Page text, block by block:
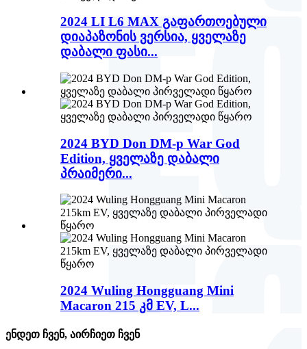
2024 LI L6 MAX გაფართოებული
დიაპაზონის ვერსია, ყველაზე
დაბალი ფასი...
2024 BYD Don DM-p War God
Edition, ყველაზე დაბალი
პრაიმერი...
2024 Wuling Hongguang Mini
Macaron 215 კმ EV, L...
ენდეთ ჩვენ, აირჩიეთ ჩვენ